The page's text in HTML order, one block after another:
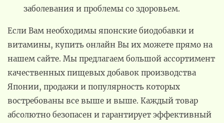
заболевания и проблемы со здоровьем.
Если Вам необходимы японские биодобавки и
витамины, купить онлайн Вы их можете прямо на
нашем сайте. Мы предлагаем большой ассортимент
качественных пищевых добавок производства
Японии, продажи и популярность которых
востребованы все выше и выше. Каждый товар
абсолютно безопасен и гарантирует эффективный